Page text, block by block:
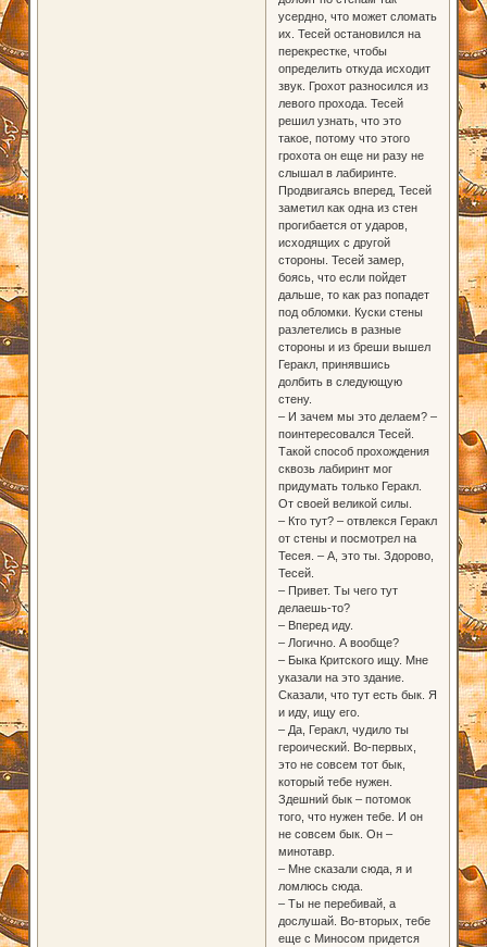
усердно, что может сломать
их. Тесей остановился на
перекрестке, чтобы
определить откуда исходит
звук. Грохот разносился из
левого прохода. Тесей
решил узнать, что это
такое, потому что этого
грохота он еще ни разу не
слышал в лабиринте.
Продвигаясь вперед, Тесей
заметил как одна из стен
прогибается от ударов,
исходящих с другой
стороны. Тесей замер,
боясь, что если пойдет
дальше, то как раз попадет
под обломки. Куски стены
разлетелись в разные
стороны и из бреши вышел
Геракл, принявшись
долбить в следующую
стену.
– И зачем мы это делаем? –
поинтересовался Тесей.
Такой способ прохождения
сквозь лабиринт мог
придумать только Геракл.
От своей великой силы.
– Кто тут? – отвлекся Геракл
от стены и посмотрел на
Тесея. – А, это ты. Здорово,
Тесей.
– Привет. Ты чего тут
делаешь-то?
– Вперед иду.
– Логично. А вообще?
– Быка Критского ищу. Мне
указали на это здание.
Сказали, что тут есть бык. Я
и иду, ищу его.
– Да, Геракл, чудило ты
героический. Во-первых,
это не совсем тот бык,
который тебе нужен.
Здешний бык – потомок
того, что нужен тебе. И он
не совсем бык. Он –
минотавр.
– Мне сказали сюда, я и
ломлюсь сюда.
– Ты не перебивай, а
дослушай. Во-вторых, тебе
еще с Миносом придется